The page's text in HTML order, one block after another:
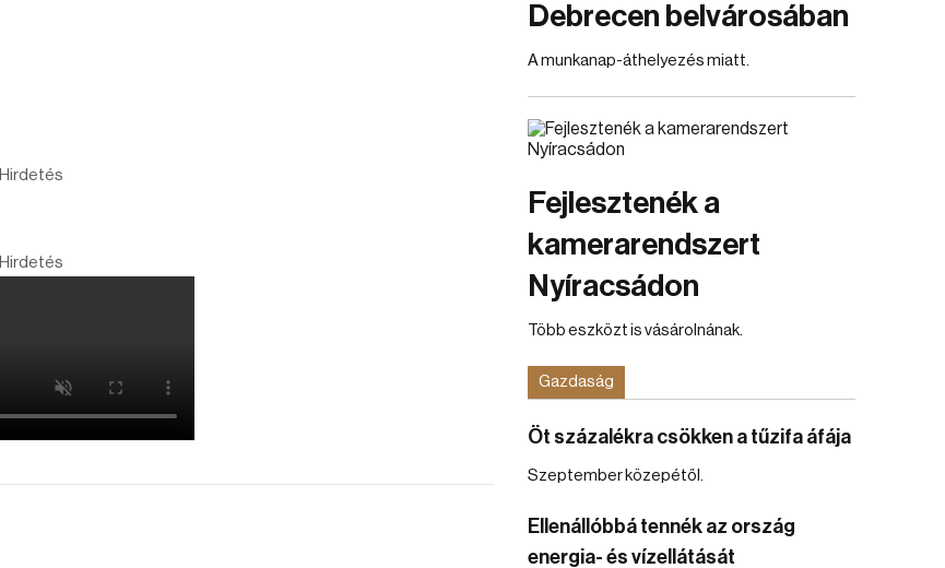
Hirdetés
Hirdetés
Debrecen belvárosában
A munkanap-áthelyezés miatt.
Fejlesztenék a
kamerarendszert
Nyíracsádon
Több eszközt is vásárolnának.
Gazdaság
Öt százalékra csökken a tűzifa áfája
Szeptember közepétől.
Ellenállóbbá tennék az ország
energia- és vízellátását